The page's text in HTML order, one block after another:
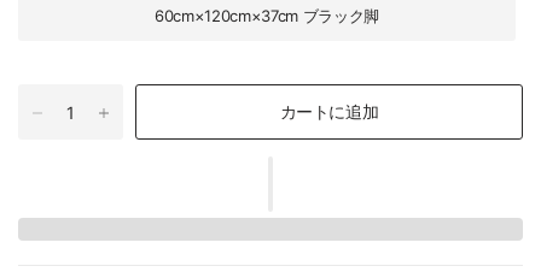
60cm×120cm×37cm ブラック脚
カートに追加